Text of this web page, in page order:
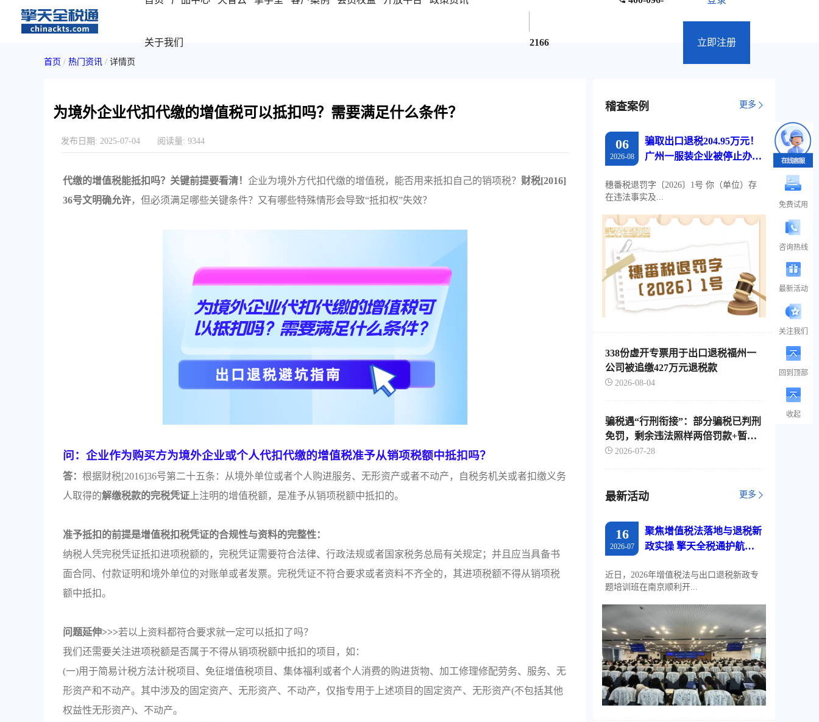
关于我们 2166 立即注册
首页 / 热门资讯 / 详情页
为境外企业代扣代缴的增值税可以抵扣吗？需要满足什么条件？
发布日期: 2025-07-04 阅读量: 9344
代缴的增值税能抵扣吗？关键前提要看清！企业为境外方代扣代缴的增值税，能否用来抵扣自己的销项税？ 财税[2016]
36号文明确允许，但必须满足哪些关键条件？又有哪些特殊情形会导致“抵扣权”失效？
问：企业作为购买方为境外企业或个人代扣代缴的增值税准予从销项税额中抵扣吗？
答：根据财税[2016]36号第二十五条：从境外单位或者个人购进服务、无形资产或者不动产，自税务机关或者扣缴义务
人取得的解缴税款的完税凭证 上注明的增值税额，是准予从销项税额中抵扣的。
准予抵扣的前提是增值税扣税凭证的合规性与资料的完整性：
纳税人凭完税凭证抵扣进项税额的，完税凭证需要符合法律、行政法规或者国家税务总局有关规定；并且应当具备书
面合同、付款证明和境外单位的对账单或者发票。完税凭证不符合要求或者资料不齐全的，其进项税额不得从销项税
额中抵扣。
问题延伸>>>若以上资料都符合要求就一定可以抵扣了吗？
我们还需要关注进项税额是否属于不得从销项税额中抵扣的项目，如：
(一)用于简易计税方法计税项目、免征增值税项目、集体福利或者个人消费的购进货物、加工修理修配劳务、服务、无
形资产和不动产。其中涉及的固定资产、无形资产、不动产，仅指专用于上述项目的固定资产、无形资产(不包括其他
权益性无形资产)、不动产。
稽查案例 更多
06
2026-08
骗取出口退税204.95万元！
广州一服装企业被停止办理
穗番税退罚字〔2026〕1号 你（单位）存
在违法事实及...
338份虚开专票用于出口退税福州一
公司被追缴427万元退税款
2026-08-04
骗税遇“行刑衔接”：部分骗税已判刑
免罚，剩余违法照样两倍罚款+暂停
出口退税
2026-07-28
最新活动 更多
16
2026-07
聚焦增值税法落地与退税新
政实操 擎天全税通护航江
近日，2026年增值税法与出口退税新政专
题培训班在南京顺利开...
免费试用
咨询热线
最新活动
关注我们
回到顶部
收起